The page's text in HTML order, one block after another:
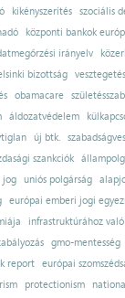
kikényszerítés szociális
központi bankok
irányelv
bizottság
vesztegetés
obamacare
áldozatvédelem
új btk.
szankciók
jog uniós polgárság
európai emberi jogi
infrastruktúrához
gmo-mentesség
report
európai
protectionism